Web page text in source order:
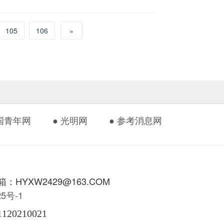
105 106 »
青年网 ● 光明网 ● 参考消息网
HYXW2429@163.COM
号-1